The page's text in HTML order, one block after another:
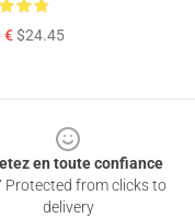
€$24.45
en toute confiance
Protected from clicks to
delivery